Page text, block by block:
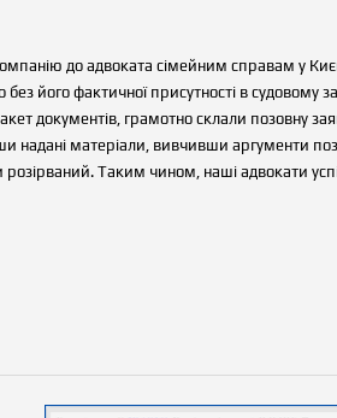
до адвоката сімейним справам у
його фактичної присутності в судовому
документів, грамотно склали позовну
надані матеріали, вивчивши аргументи
Таким чином, наші адвокати